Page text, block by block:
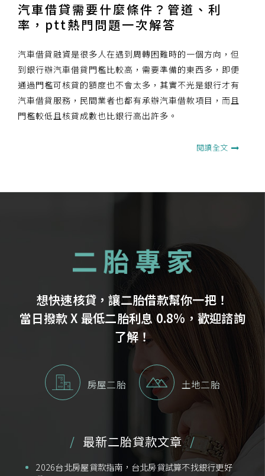
汽車借貸需要什麼條件？管道、利
率，ptt熱門問題一次解答
汽車借貸融資是很多人在遇到周轉困難時的一個方向，但
到銀行辦汽車借貸門檻比較高，需要準備的東西多，即便
通過門檻可核貸的額度也不會太多，其實不光是銀行才有
汽車借貸服務，民間業者也都有承辦汽車借款項目，而且
門檻較低且核貸成數也比銀行高出許多。
閱讀全文
想快速核貸，讓二胎借款幫你一把！
當日撥款 X 最低二胎利息 0.8%，歡迎諮詢
了解！
房屋二胎 土地二胎
最新二胎貸款文章
2026台北房屋貸款指南，台北房貸試算不找銀行更好